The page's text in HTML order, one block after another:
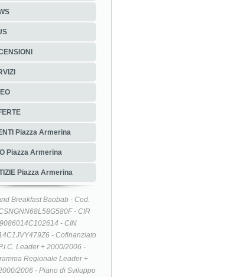
Piazza Armerina
Piazza Armerina
Piazza Armerina
Breakfast Baobab - Cod.
- CIR
- CIN
- Cofinanziato
Leader + 2000/2006 -
Regionale Leader +
2006 - Piano di Sviluppo